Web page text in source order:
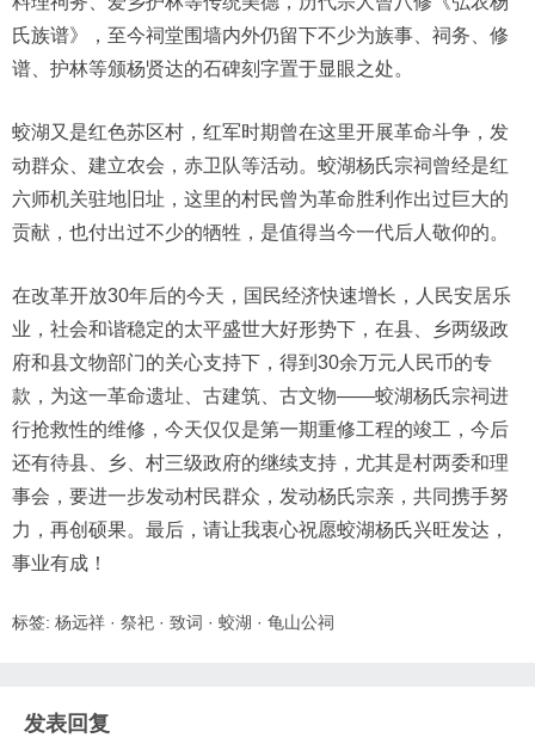
氏族谱》，至今祠堂围墙内外仍留下不少为族事、祠务、修
谱、护林等颁杨贤达的石碑刻字置于显眼之处。
蛟湖又是红色苏区村，红军时期曾在这里开展革命斗争，发
动群众、建立农会，赤卫队等活动。蛟湖杨氏宗祠曾经是红
六师机关驻地旧址，这里的村民曾为革命胜利作出过巨大的
贡献，也付出过不少的牺牲，是值得当今一代后人敬仰的。
在改革开放30年后的今天，国民经济快速增长，人民安居乐
业，社会和谐稳定的太平盛世大好形势下，在县、乡两级政
府和县文物部门的关心支持下，得到30余万元人民币的专
款，为这一革命遗址、古建筑、古文物——蛟湖杨氏宗祠进
行抢救性的维修，今天仅仅是第一期重修工程的竣工，今后
还有待县、乡、村三级政府的继续支持，尤其是村两委和理
事会，要进一步发动村民群众，发动杨氏宗亲，共同携手努
力，再创硕果。最后，请让我衷心祝愿蛟湖杨氏兴旺发达，
事业有成！
标签: 杨远祥 · 祭祀 · 致词 · 蛟湖 · 龟山公祠
发表回复